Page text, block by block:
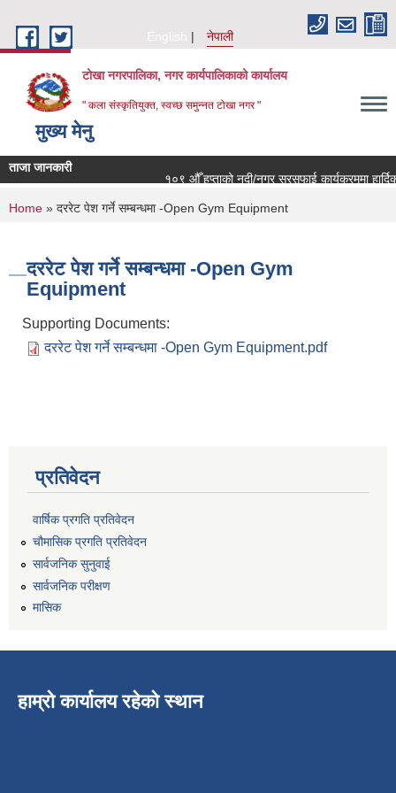
English
नेपाली
टोखा नगरपालिका, नगर कार्यपालिकाको कार्यालय
" कला संस्कृतियुक्त, स्वच्छ समुन्‍नत टोखा नगर "
मुख्य मेनु
ताजा जानकारी
१०९ औँ हप्ताको नदी/नगर सरसफाई कार्यक्रममा
You are here
Home » दररेट पेश गर्ने सम्बन्धमा -Open Gym Equipment
दररेट पेश गर्ने सम्बन्धमा -Open Gym
Equipment
Supporting Documents:
दररेट पेश गर्ने सम्बन्धमा -Open Gym Equipment.pdf
प्रतिवेदन
वार्षिक प्रगति प्रतिवेदन
चौमासिक प्रगति प्रतिवेदन
सार्वजनिक सुनुवाई
सार्वजनिक परीक्षण
मासिक
हाम्रो कार्यालय रहेको स्थान